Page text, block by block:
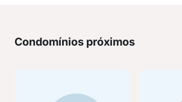
Condomínios próximos